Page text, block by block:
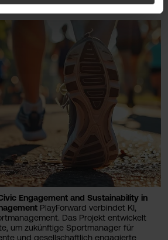
Engagement and Sustainability in
PlayForward verbindet KI,
Das Projekt entwickelt
um zukünftige Sportmanager für
und gesellschaftlich engagierte